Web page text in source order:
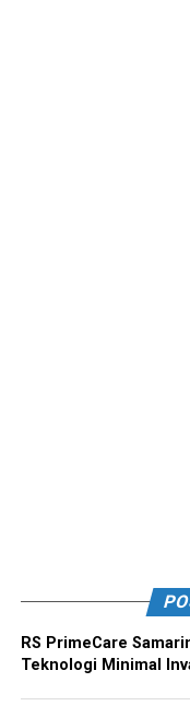
RS PrimeCare
Teknologi Minimal